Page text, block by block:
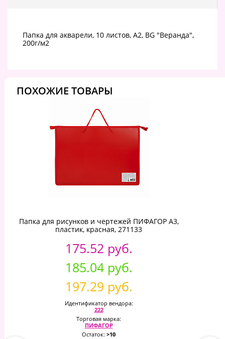
Папка для акварели, 10 листов, А2, BG "Веранда",
200г/м2
ПОХОЖИЕ ТОВАРЫ
Папка для рисунков и чертежей ПИФАГОР А3,
пластик, красная, 271133
175.52 руб.
185.04 руб.
197.29 руб.
Идентификатор вендора:
222
Торговая марка:
ПИФАГОР
Остаток: >10